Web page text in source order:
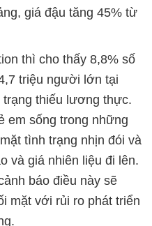
giá đậu tăng 45% từ
thì cho thấy 8,8% số
triệu người lớn tại
thiếu lương thực.
em sống trong những
tình trạng nhịn đói và
và giá nhiên liệu đi lên.
báo điều này sẽ
mặt với rủi ro phát triển